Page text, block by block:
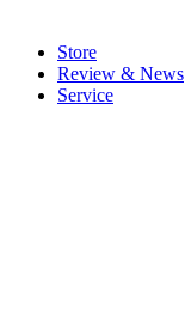
Store
Review & News
Service